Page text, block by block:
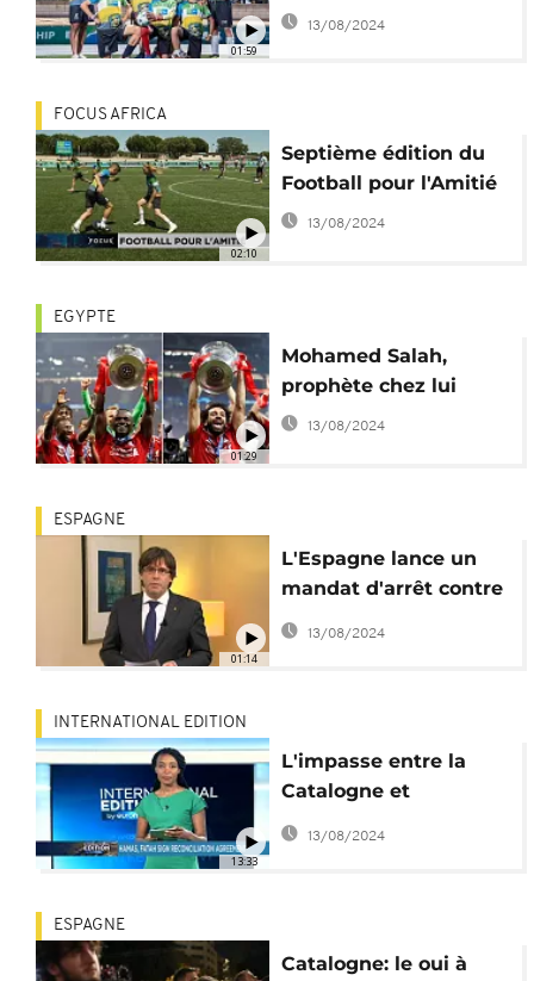
01:59
l'amitié qui gagne
13/08/2024
02:10
FOCUS AFRICA
Septième édition du
Football pour l'Amitié
13/08/2024
01:29
EGYPTE
Mohamed Salah,
prophète chez lui
13/08/2024
01:14
ESPAGNE
L'Espagne lance un
mandat d'arrêt contre
Carles Puigdemont
13/08/2024
13:33
INTERNATIONAL EDITION
L'impasse entre la
Catalogne et
l'Espagne
[International Edition]
13/08/2024
ESPAGNE
Catalogne: le oui à